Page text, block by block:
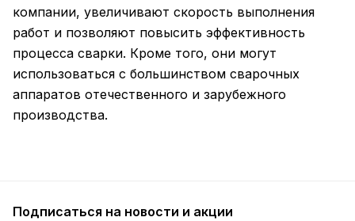
компании, увеличивают скорость выполнения
работ и позволяют повысить эффективность
процесса сварки. Кроме того, они могут
использоваться с большинством сварочных
аппаратов отечественного и зарубежного
производства.
Подписаться на новости и акции